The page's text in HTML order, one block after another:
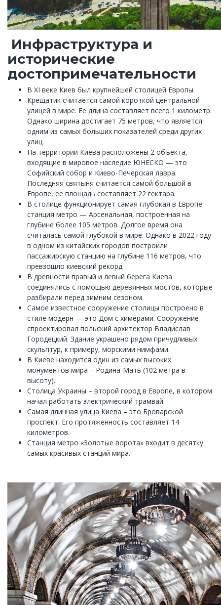
Инфраструктура и
исторические
достопримечательности
В XI веке Киев был крупнейшей столицей Европы.
Крещатик считается самой короткой центральной
улицей в мире. Ее длина составляет всего 1 километр.
Однако ширина достигает 75 метров, что является
одним из самых больших показателей среди других
улиц.
На территории Киева расположены 2 объекта,
входящие в мировое наследие ЮНЕСКО — это
Софийский собор и Киево-Печерская лавра.
Последняя святыня считается самой большой в
Европе, ее площадь составляет 22 гектара.
В столице функционирует самая глубокая в Европе
станция метро — Арсенальная, построенная на
глубине более 105 метров. Долгое время она
считалась самой глубокой в мире. Однако в 2022 году
в одном из китайских городов построили
пассажирскую станцию на глубине 116 метров, что
превзошло киевский рекорд.
В древности правый и левый берега Киева
соединялись с помощью деревянных мостов, которые
разбирали перед зимним сезоном.
Самое известное сооружение столицы построено в
стиле модерн — это Дом с химерами. Сооружение
спроектировал польский архитектор Владислав
Городецкий. Здание украшено рядом причудливых
скульптур, к примеру, морскими нимфами.
В Киеве находится один из самых высоких
монументов мира – Родина-Мать (102 метра в
высоту).
Столица Украины – второй город в Европе, в котором
начал работать электрический трамвай.
Самая длинная улица Киева – это Броварской
проспект. Его протяженность составляет 14
километров.
Станция метро «Золотые ворота» входит в десятку
самых красивых станций мира.